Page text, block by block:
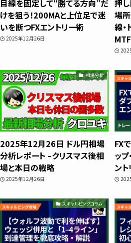
スキャルピン
トレード資料
目線を固定して“勝てる方向”だ
けを狙う！200MAと上位足で迷
いを断つFXエントリー術
2025年12月26日
押
場
線・
相場分析
2025年12月26日 ドル円相場
分析レポート –クリスマス後相
場と本日の戦略
2025年12月26日
FX
ッ
ント
スキャルピングコラム